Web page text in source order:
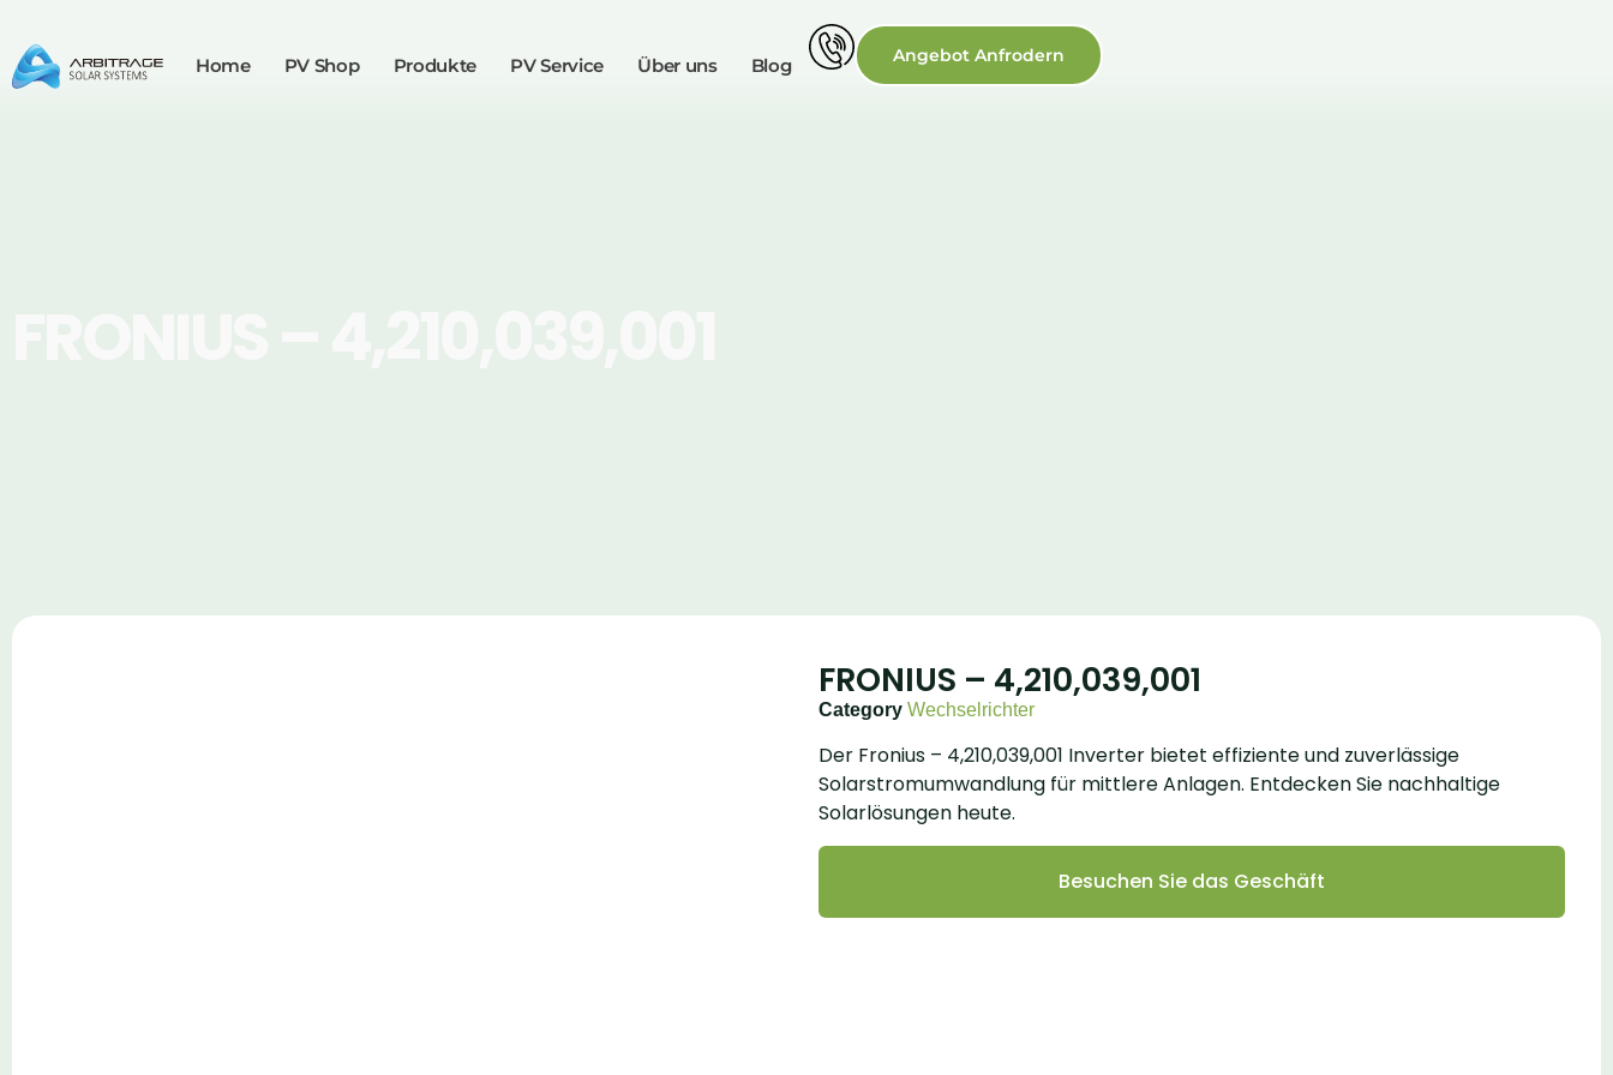
Home PV Shop Produkte PV Service Über uns Blog Angebot Anfrodern
FRONIUS – 4,210,039,001
Category Wechselrichter
Der Fronius – 4,210,039,001 Inverter bietet effiziente und zuverlässige
Solarstromumwandlung für mittlere Anlagen. Entdecken Sie nachhaltige
Solarlösungen heute.
Besuchen Sie das Geschäft